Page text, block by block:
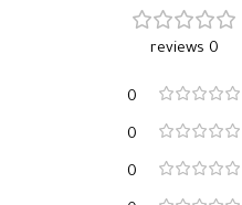
0 reviews
0
0
0